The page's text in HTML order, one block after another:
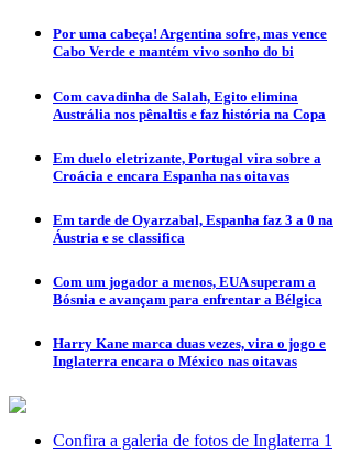
Por uma cabeça! Argentina sofre, mas vence
Cabo Verde e mantém vivo sonho do bi
Com cavadinha de Salah, Egito elimina
Austrália nos pênaltis e faz história na Copa
Em duelo eletrizante, Portugal vira sobre a
Croácia e encara Espanha nas oitavas
Em tarde de Oyarzabal, Espanha faz 3 a 0 na
Áustria e se classifica
Com um jogador a menos, EUA superam a
Bósnia e avançam para enfrentar a Bélgica
Harry Kane marca duas vezes, vira o jogo e
Inglaterra encara o México nas oitavas
Confira a galeria de fotos de Inglaterra 1